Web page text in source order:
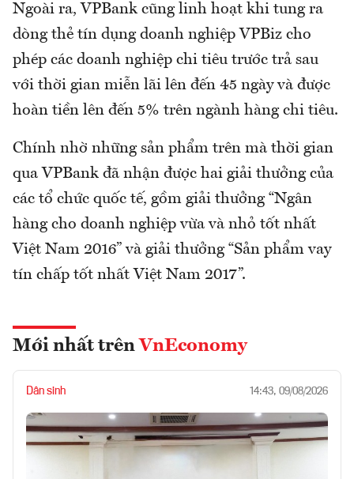
Ngoài ra, VPBank cũng linh hoạt khi tung ra
dòng thẻ tín dụng doanh nghiệp VPBiz cho
phép các doanh nghiệp chi tiêu trước trả sau
với thời gian miễn lãi lên đến 45 ngày và được
hoàn tiền lên đến 5% trên ngành hàng chi tiêu.
Chính nhờ những sản phẩm trên mà thời gian
qua VPBank đã nhận được hai giải thưởng của
các tổ chức quốc tế, gồm giải thưởng “Ngân
hàng cho doanh nghiệp vừa và nhỏ tốt nhất
Việt Nam 2016” và giải thưởng “Sản phẩm vay
tín chấp tốt nhất Việt Nam 2017”.
Mới nhất trên VnEconomy
Dân sinh 14:43, 09/08/2026